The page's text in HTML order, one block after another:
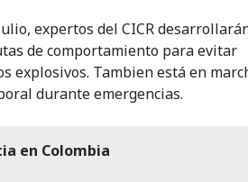
expertos del CICR
de comportamiento para evitar
explosivos. Tambien está en
durante emergencias.
en Colombia